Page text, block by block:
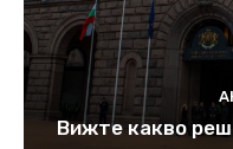
Вижте какво